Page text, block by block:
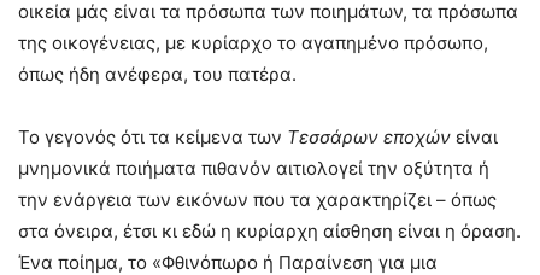
οικεία μάς είναι τα πρόσωπα των ποιημάτων, τα πρόσωπα
της οικογένειας, με κυρίαρχο το αγαπημένο πρόσωπο,
όπως ήδη ανέφερα, του πατέρα.
Το γεγονός ότι τα κείμενα των Τεσσάρων εποχών είναι
μνημονικά ποιήματα πιθανόν αιτιολογεί την οξύτητα ή
την ενάργεια των εικόνων που τα χαρακτηρίζει – όπως
στα όνειρα, έτσι κι εδώ η κυρίαρχη αίσθηση είναι η όραση.
Ένα ποίημα, το «Φθινόπωρο ή Παραίνεση για μια